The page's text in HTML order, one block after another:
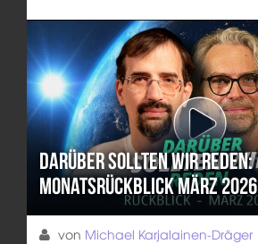
Darüber sollten wir reden:
Monatsrückblick März 2026
von Michael Karjalainen-Dräger